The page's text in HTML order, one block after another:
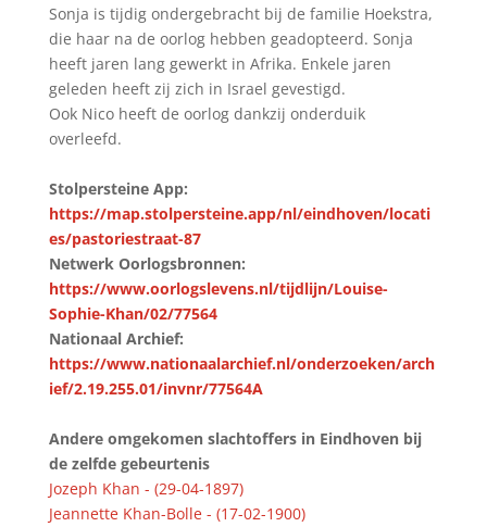
Sonja is tijdig ondergebracht bij de familie Hoekstra,
die haar na de oorlog hebben geadopteerd. Sonja
heeft ja­ren lang gewerkt in Afrika. Enkele jaren
geleden heeft zij zich in Israel gevestigd.
Ook Nico heeft de oorlog dankzij onderduik
overleefd.
Stolpersteine App:
https://map.stolpersteine.app/nl/eindhoven/locati
es/pastoriestraat-87
Netwerk Oorlogsbronnen:
https://www.oorlogslevens.nl/tijdlijn/Louise-
Sophie-Khan/02/77564
Nationaal Archief:
https://www.nationaalarchief.nl/onderzoeken/arch
ief/2.19.255.01/invnr/77564A
Andere omgekomen slachtoffers in Eindhoven bij
de zelfde gebeurtenis
Jozeph Khan - (29-04-1897)
Jeannette Khan-Bolle - (17-02-1900)